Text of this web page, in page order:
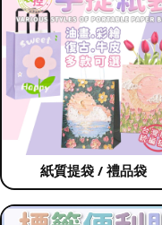
紙質提袋 / 禮品袋